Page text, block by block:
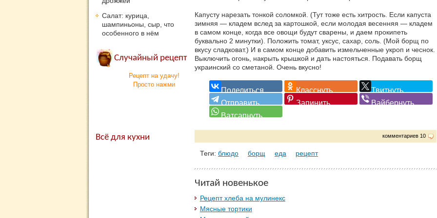
Капусту нарезать тонкой соломкой. (Тут тоже есть хитрость. Если капуста
зимняя — кладем вслед за картошкой, если молодая весенняя — кладем
в самом конце, когда все овощи будут сварены, и даем прокипеть
буквально 2 минутки). Положить томат, уксус, сахар, соль. (Мой борщ по
вкусу сладковат.) И в самом конце добавить измельченные укроп и чеснок.
Выключить огонь, накрыть крышкой и дать настояться. Подавать борщ
украинский со сметаной. Очень вкусно!
комментариев 10
Теги: блюдо борщ еда рецепт
Читай новенькое
Рецепт хлеба на мулинекс
Мясные тортики
Салат: курица,
шампиньоны, сыр, что
особенного в нём
Случайный рецепт
Рецепт на удачу!
Просто нажми
Всё для кухни